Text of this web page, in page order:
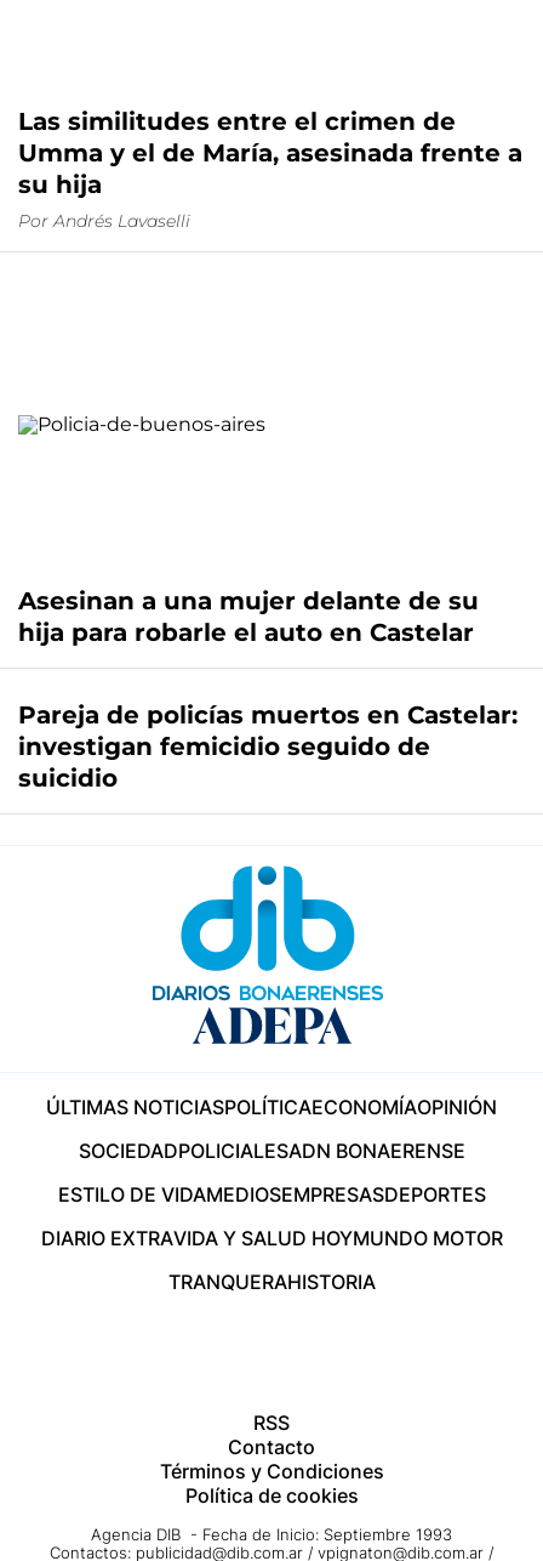
Las similitudes entre el crimen de
Umma y el de María, asesinada frente a
su hija
Por Andrés Lavaselli
Asesinan a una mujer delante de su
hija para robarle el auto en Castelar
Pareja de policías muertos en Castelar:
investigan femicidio seguido de
suicidio
ÚLTIMAS NOTICIASPOLÍTICAECONOMÍAOPINIÓN
SOCIEDADPOLICIALESADN BONAERENSE
ESTILO DE VIDAMEDIOSEMPRESASDEPORTES
DIARIO EXTRAVIDA Y SALUD HOYMUNDO MOTOR
TRANQUERAHISTORIA
RSS
Contacto
Términos y Condiciones
Política de cookies
Agencia DIB - Fecha de Inicio: Septiembre 1993
Contactos: publicidad@dib.com.ar / vpignaton@dib.com.ar /